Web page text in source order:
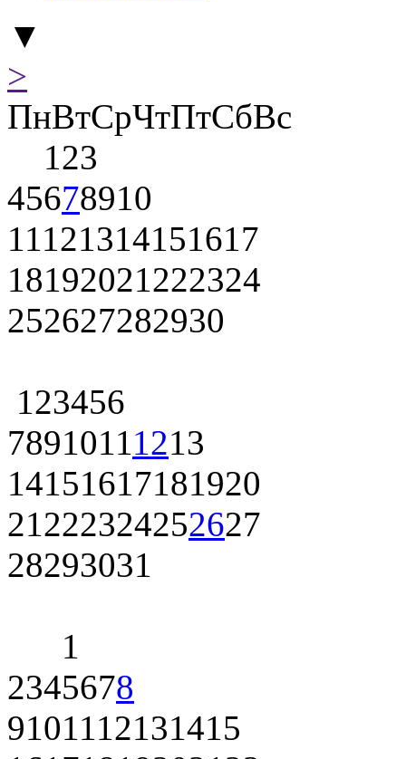
▼
>
ПнВтСрЧтПтСбВс
123
45678910
11121314151617
18192021222324
252627282930
123456
78910111213
14151617181920
21222324252627
28293031
1
2345678
9101112131415